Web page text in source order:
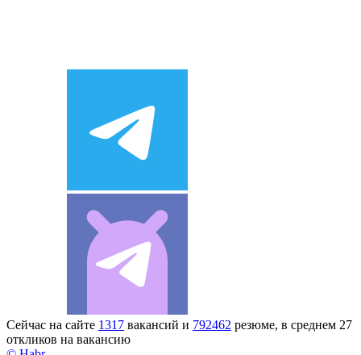
Сейчас на сайте 1317 вакансий и 792462 резюме, в среднем 27
откликов на вакансию